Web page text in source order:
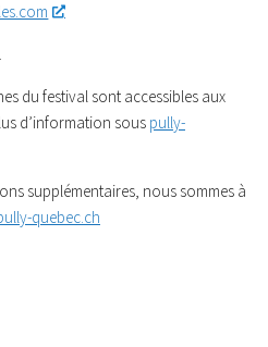
du festival sont accessibles aux
d’information sous pully-
supplémentaires, nous sommes à
quebec.ch